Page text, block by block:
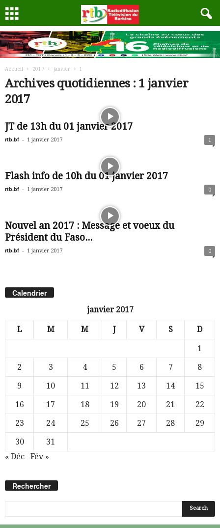
Accueil 2017 janvier 1
Archives quotidiennes : 1 janvier
2017
JT de 13h du 01 janvier 2017
rtb.bf - 1 janvier 2017 1
Flash info de 10h du 01 janvier 2017
rtb.bf - 1 janvier 2017 0
Nouvel an 2017 : Message et voeux du
Président du Faso...
rtb.bf - 1 janvier 2017 0
Calendrier
janvier 2017
L M M J V S D
1
2
3 4 5 6 7
8
9
10 11 12 13 14
15
16
17 18 19 20 21
22
23
24 25 26 27 28
29
30
31
« Déc
Fév »
Rechercher